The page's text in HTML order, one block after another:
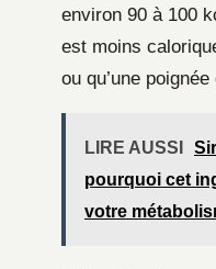
environ 90 à 100
est moins
ou qu’une
LIRE AUSSI
pourquoi cet
votre